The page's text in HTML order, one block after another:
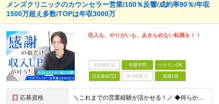
メンズクリニックのカウンセラー営業/100％反響/成約率90％/年収
1500万超え多数/TOPは年収3000万
収入も、やりがいも、あきらめない転職を！！
未経験歓迎 学歴不問 ベテランOK
完全週休2日 賞与複数月 面接1回
応募資格 ＼これまでの営業経験が活かせる！／ ◆何らかの営業経験をお持ちの方 ◆学歴不問 ★以下ひとつでも当てはまる方はより歓迎します！ ・個人インセンティブで稼ぐ営業スタイルの経験がある方 ・個人向けの規開